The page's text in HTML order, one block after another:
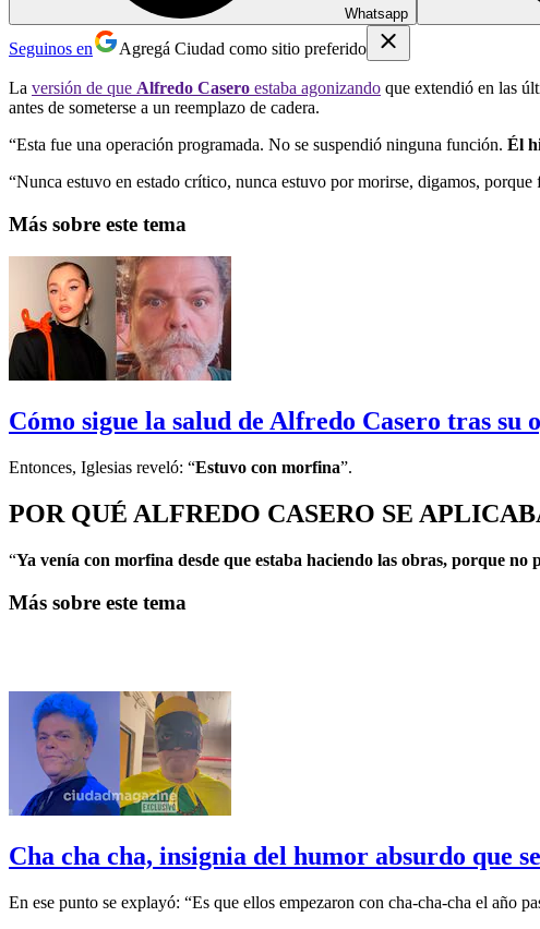
Whatsapp
Seguinos en Agregá Ciudad como sitio preferido
La versión de que Alfredo Casero estaba agonizando que extendió en las
antes de someterse a un reemplazo de cadera.
“Esta fue una operación programada. No se suspendió ninguna función. Él
“Nunca estuvo en estado crítico, nunca estuvo por morirse, digamos,
Más sobre este tema
Cómo sigue la salud de Alfredo Casero tras
Entonces, Iglesias reveló: “Estuvo con morfina”.
POR QUÉ ALFREDO CASERO SE
“Ya venía con morfina desde que estaba haciendo las obras, porque no
Más sobre este tema
Cha cha cha, insignia del humor absurdo que
En ese punto se explayó: “Es que ellos empezaron con cha-cha-cha el año